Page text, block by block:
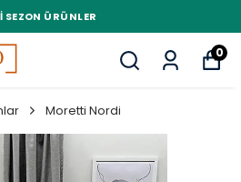
SEZON ÜRÜNLER
0
Moretti Nordi